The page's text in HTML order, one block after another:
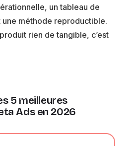
un tableau de
méthode reproductible.
rien de tangible, c’est
5 meilleures
Ads en 2026